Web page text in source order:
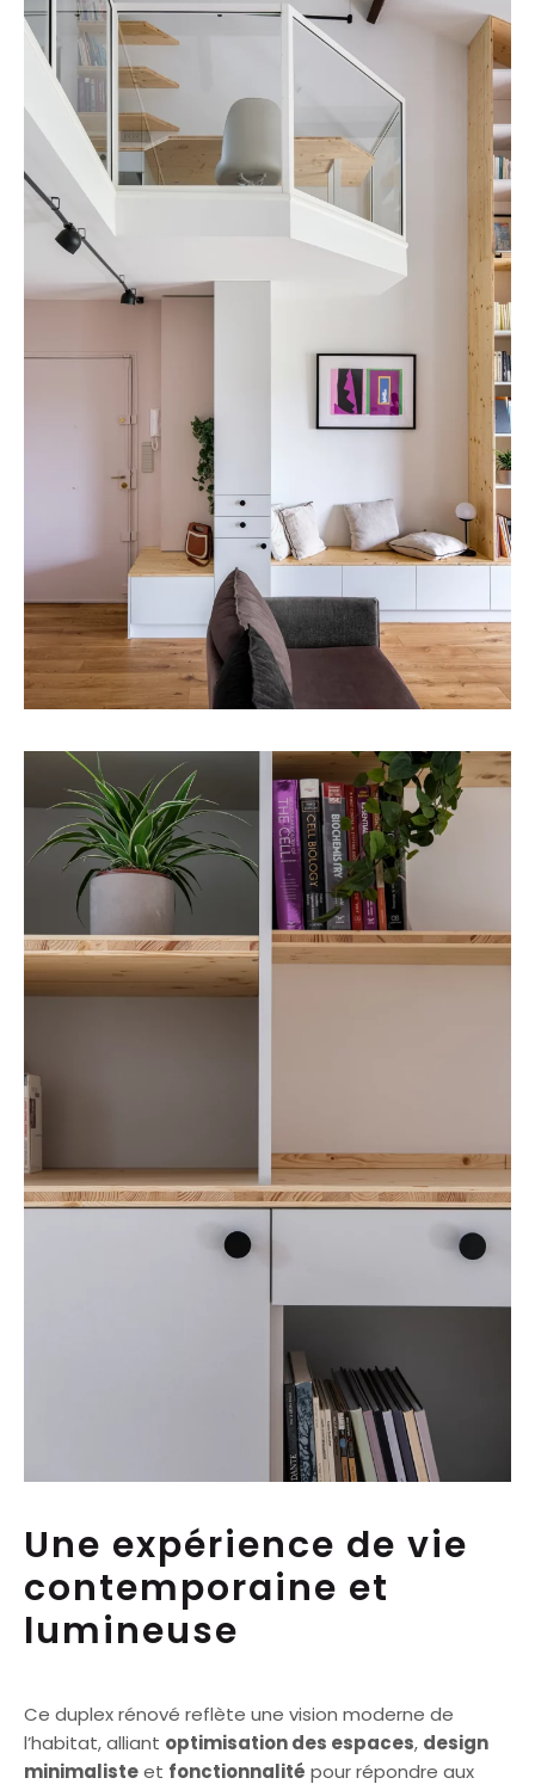
Une expérience de vie
contemporaine et
lumineuse
Ce duplex rénové reflète une vision moderne de
l’habitat, alliant optimisation des espaces, design
minimalisteet fonctionnalité pour répondre aux